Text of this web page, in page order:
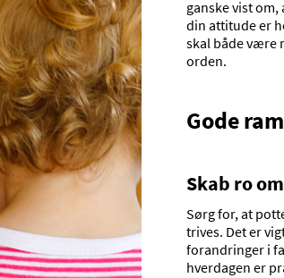
ganske vist
din attitude er
skal både være
orden.
Gode
Skab ro
Sørg for, at
trives. Det er
forandringer i
hverdagen er